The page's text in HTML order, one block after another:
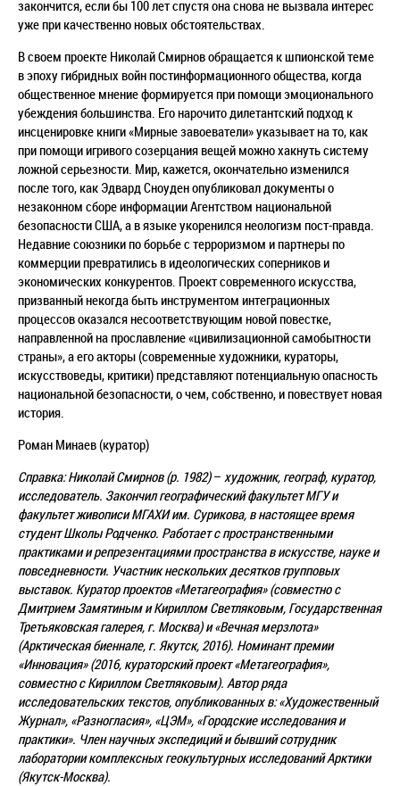
закончится, если бы 100 лет спустя она снова не вызвала интерес
уже при качественно новых обстоятельствах.
В своем проекте Николай Смирнов обращается к шпионской теме
в эпоху гибридных войн постинформационного общества, когда
общественное мнение формируется при помощи эмоционального
убеждения большинства. Его нарочито дилетантский подход к
инсценировке книги «Мирные завоеватели» указывает на то, как
при помощи игривого созерцания вещей можно хакнуть систему
ложной серьезности. Мир, кажется, окончательно изменился
после того, как Эдвард Сноуден опубликовал документы о
незаконном сборе информации Агентством национальной
безопасности США, а в языке укоренился неологизм пост-правда.
Недавние союзники по борьбе с терроризмом и партнеры по
коммерции превратились в идеологических соперников и
экономических конкурентов. Проект современного искусства,
призванный некогда быть инструментом интеграционных
процессов оказался несоответствующим новой повестке,
направленной на прославление «цивилизационной самобытности
страны», а его акторы (современные художники, кураторы,
искусствоведы, критики) представляют потенциальную опасность
национальной безопасности, о чем, собственно, и повествует новая
история.
Роман Минаев (куратор)
Справка: Николай Смирнов (р. 1982)– художник, географ, куратор,
исследователь. Закончил географический факультет МГУ и
факультет живописи МГАХИ им. Сурикова, в настоящее время
студент Школы Родченко. Работает с пространственными
практиками и репрезентациями пространства в искусстве, науке и
повседневности. Участник нескольких десятков групповых
выставок. Куратор проектов «Метагеография» (совместно с
Дмитрием Замятиным и Кириллом Светляковым, Государственная
Третьяковская галерея, г. Москва) и «Вечная мерзлота»
(Арктическая биеннале, г. Якутск, 2016). Номинант премии
«Инновация» (2016, кураторский проект «Метагеография»,
совместно с Кириллом Светляковым). Автор ряда
исследовательских текстов, опубликованных в: «Художественный
Журнал», «Разногласия», «ЦЭМ», «Городские исследования и
практики». Член научных экспедиций и бывший сотрудник
лаборатории комплексных геокультурных исследований Арктики
(Якутск-Москва).